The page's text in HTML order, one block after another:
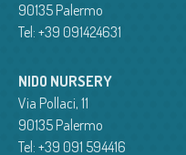
90135 Palermo
Tel: +39 091424631
NIDO NURSERY
Via Pollaci, 11
90135 Palermo
Tel: +39 091 594416